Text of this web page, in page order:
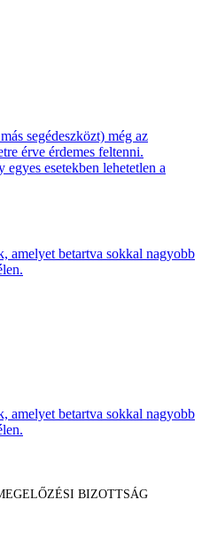
segédeszközt) még az
érve érdemes feltenni.
esetekben lehetetlen a
amelyet betartva sokkal nagyobb
amelyet betartva sokkal nagyobb
BIZOTTSÁG